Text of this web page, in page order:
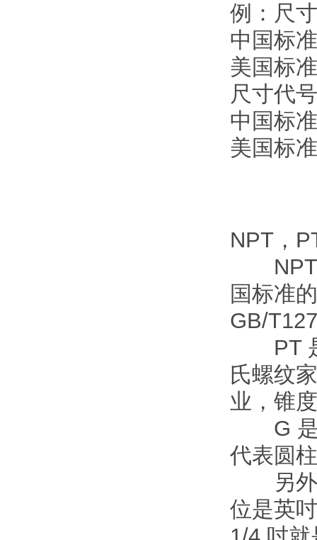
例：尺
中国标
美国标
尺寸代
中国标
美国标
NPT，
NPT
国标准
GB/
PT 是
氏螺纹
业，锥
G 是
代表圆
另外
位是英